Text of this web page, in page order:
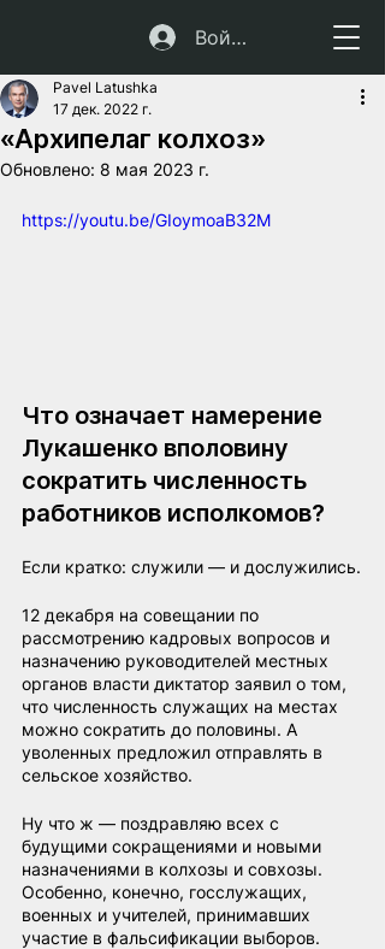
Войти
«Архипелаг колхоз»
Pavel Latushka
17 дек. 2022 г.
Обновлено: 8 мая 2023 г.
https://youtu.be/GIoymoaB32M
Что означает намерение
Лукашенко вполовину
сократить численность
работников исполкомов?
Если кратко: служили — и дослужились.
12 декабря на совещании по
рассмотрению кадровых вопросов и
назначению руководителей местных
органов власти диктатор заявил о том,
что численность служащих на местах
можно сократить до половины. А
уволенных предложил отправлять в
сельское хозяйство.
Ну что ж — поздравляю всех с
будущими сокращениями и новыми
назначениями в колхозы и совхозы.
Особенно, конечно, госслужащих,
военных и учителей, принимавших
участие в фальсификации выборов.